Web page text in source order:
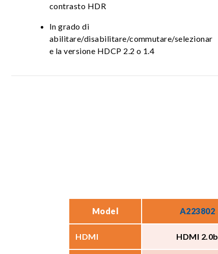
contrasto HDR
In grado di
abilitare/disabilitare/commutare/selezionar
e la versione HDCP 2.2 o 1.4
Model A223802
HDMI HDMI 2.0b